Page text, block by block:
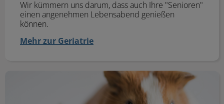
Wir kümmern uns darum, dass auch Ihre "Senioren"
einen angenehmen Lebensabend genießen
können.
Mehr zur Geriatrie